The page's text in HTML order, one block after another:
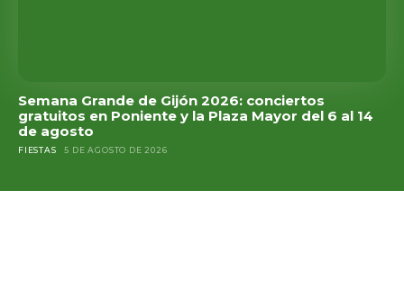
Semana Grande de Gijón 2026: conciertos
gratuitos en Poniente y la Plaza Mayor del 6 al 14
de agosto
FIESTAS 5 DE AGOSTO DE 2026